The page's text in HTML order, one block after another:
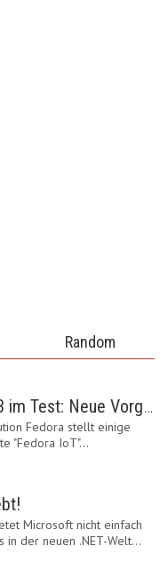
Random
heise+ | Fedora 33 im Test: Neue Vorgaben mit Btrfs, Systemd-Resolved und zRAM
Fedora stellt einige
"Fedora IoT"…
Microsoft nicht einfach
in der neuen .NET-Welt…